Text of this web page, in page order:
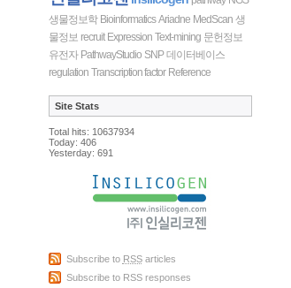
생물정보학 Bioinformatics Ariadne MedScan 생
물정보 recruit Expression Text-mining 문헌정보
유전자 PathwayStudio SNP 데이터베이스
regulation Transcription factor Reference
Site Stats
Total hits: 10637934
Today: 406
Yesterday: 691
Subscribe to RSSarticles
Subscribe to RSS responses